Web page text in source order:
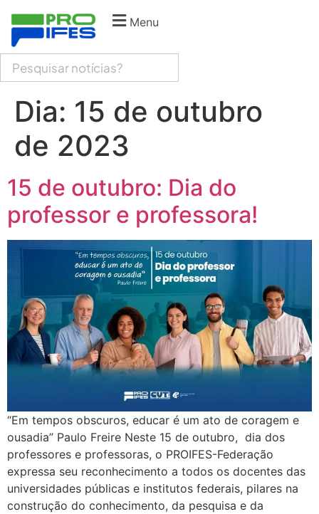
Menu
Dia: 15 de outubro
de 2023
15 de outubro: Dia do
professor e professora!
“Em tempos obscuros, educar é um ato de coragem e
ousadia” Paulo Freire Neste 15 de outubro, dia dos
professores e professoras, o PROIFES-Federação
expressa seu reconhecimento a todos os docentes das
universidades públicas e institutos federais, pilares na
construção do conhecimento, da pesquisa e da